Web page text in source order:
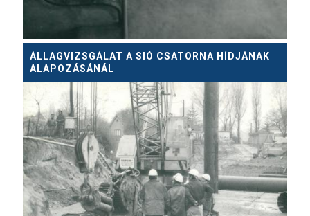
ÁLLAGVIZSGÁLAT A SIÓ CSATORNA HÍDJÁNAK
ALAPOZÁSÁNÁL